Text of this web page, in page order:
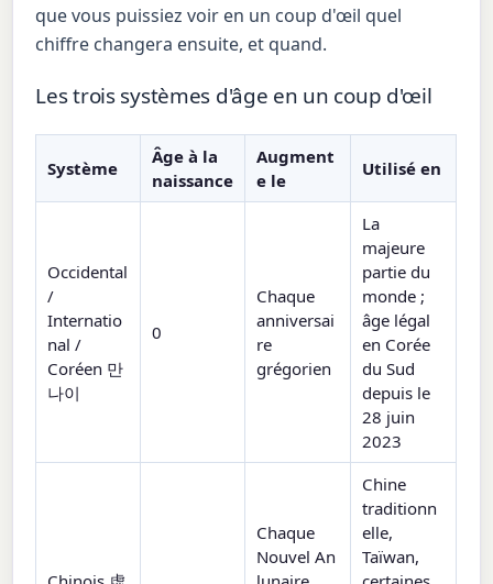
que vous puissiez voir en un coup d'œil quel
chiffre changera ensuite, et quand.
Les trois systèmes d'âge en un coup d'œil
Système
Âge à la
naissance
Augment
e le
Utilisé en
Occidental
/
Internatio
nal /
Coréen 만
나이
0
Chaque
anniversai
re
grégorien
La
majeure
partie du
monde ;
âge légal
en Corée
du Sud
depuis le
28 juin
2023
Chaque
Nouvel An
Chine
traditionn
elle,
Taïwan,